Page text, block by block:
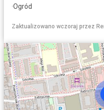
·Ogród
Zaktualizowano wczoraj przez